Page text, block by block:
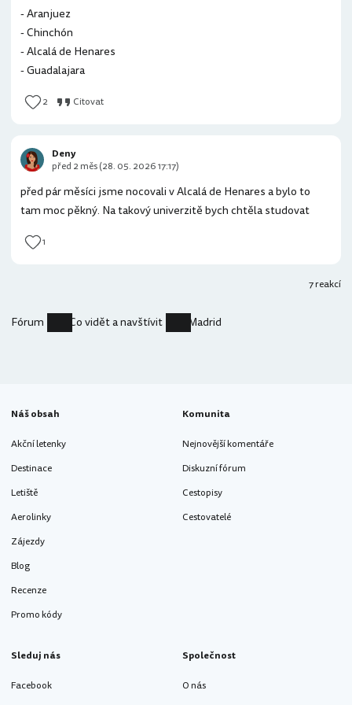
- Aranjuez
- Chinchón
- Alcalá de Henares
- Guadalajara
2 Citovat
před pár měsíci jsme nocovali v Alcalá de Henares a bylo to
tam moc pěkný. Na takový univerzitě bych chtěla studovat
1
Deny
před 2 měs (28. 05. 2026 17:17)
7 reakcí
Fórum Co vidět a navštívit Madrid
Náš obsah
Akční letenky
Destinace
Letiště
Aerolinky
Zájezdy
Blog
Recenze
Promo kódy
Komunita
Nejnovější komentáře
Diskuzní fórum
Cestopisy
Cestovatelé
Sleduj nás
Facebook
Společnost
O nás